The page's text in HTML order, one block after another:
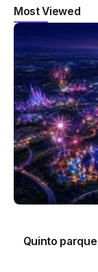
Most Viewed
Quinto